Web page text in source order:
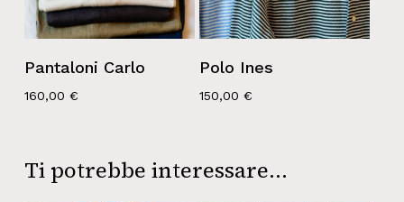
Pantaloni Carlo
160,00 €
Polo Ines
150,00€
Ti potrebbe interessare…